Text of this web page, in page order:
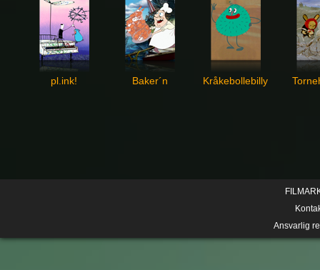
pl.ink! Baker´n Kråkebollebilly
Ansvarlig